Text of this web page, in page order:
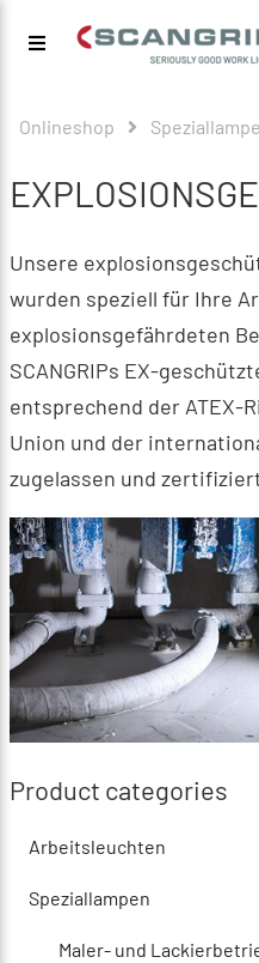
Onlineshop
Unsere
wurden speziell für Ihre
explosionsgefährdeten
SCANGRIPs EX-
entsprechend der ATEX-
Union und der
zugelassen und
Product categories
Arbeitsleuchten
Speziallampen
Maler- und